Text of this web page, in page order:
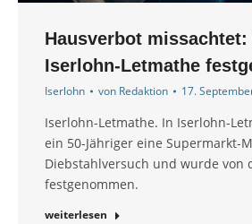
Hausverbot missachtet:
Iserlohn-Letmathe
Iserlohn von Redaktion 17.
Iserlohn-Letmathe. In Iserlohn-
ein 50-Jähriger eine Supermarkt-
Diebstahlversuch und wurde von
festgenommen.
weiterlesen